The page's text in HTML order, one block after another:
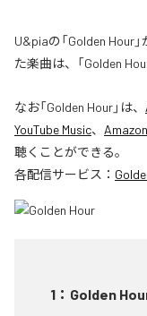
U&piaの「Golden Hour
た楽曲は、「Golden
なお「Golden Hour」は、
YouTube Music、
聴くことができる。
各配信サービス：
1 ： Golden